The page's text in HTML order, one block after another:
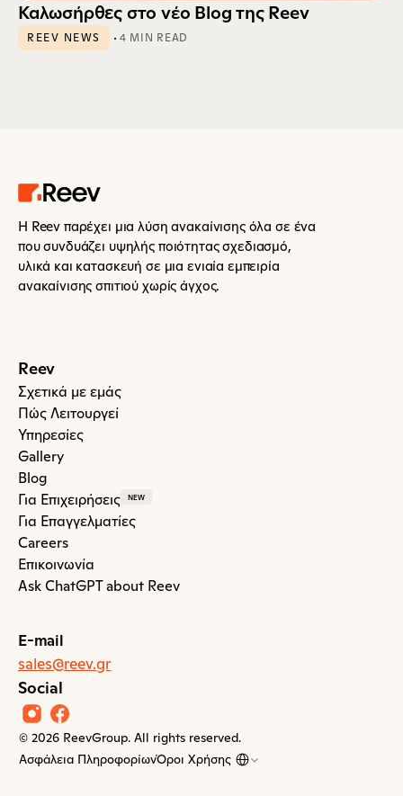
Καλωσήρθες στο νέο Blog της Reev
REEV NEWS · 4 MIN READ
Η Reev παρέχει μια λύση ανακαίνισης όλα σε ένα
που συνδυάζει υψηλής ποιότητας σχεδιασμό,
υλικά και κατασκευή σε μια ενιαία εμπειρία
ανακαίνισης σπιτιού χωρίς άγχος.
Reev
Σχετικά με εμάς
Πώς Λειτουργεί
Υπηρεσίες
Gallery
Blog
Για Επιχειρήσεις
NEW
Για Επαγγελματίες
Careers
Επικοινωνία
Ask ChatGPT about Reev
E-mail
sales@reev.gr
Social
© 2026 ReevGroup. All rights reserved.
Ασφάλεια ΠληροφορίωνΌροι Χρήσης Select Language